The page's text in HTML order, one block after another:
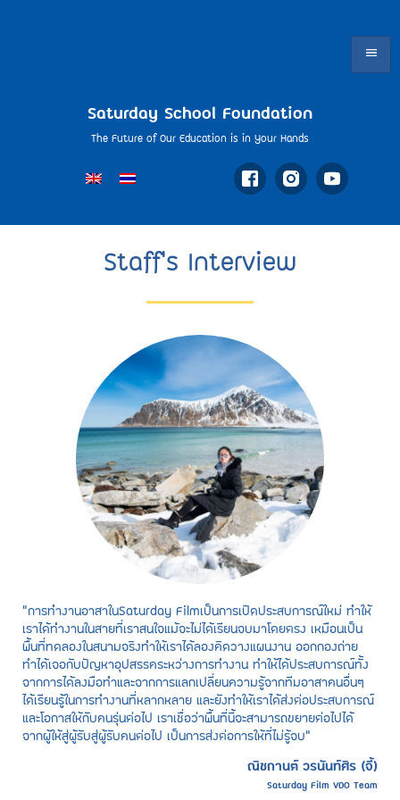
Saturday School Foundation
The Future of Our Education is in Your Hands
Staff's Interview
“การทำงานอาสาในSaturday Filmเป็นการเปิดประสบการณ์ใหม่ ทำให้
เราได้ทำงานในสายที่เราสนใจแม้จะไม่ได้เรียนจบมาโดยตรง เหมือนเป็น
พื้นที่ทดลองในสนามจริงทำให้เราได้ลองคิดวางแผนงาน ออกกองถ่าย
ทำได้เจอกับปัญหาอุปสรรคระหว่างการทำงาน ทำให้ได้ประสบการณ์ทั้ง
จากการได้ลงมือทำและจากการแลกเปลี่ยนความรู้จากทีมอาสาคนอื่นๆ
ได้เรียนรู้ในการทำงานที่หลากหลาย และยังทำให้เราได้ส่งต่อประสบการณ์
และโอกาสให้กับคนรุ่นต่อไป เราเชื่อว่าพื้นที่นี้จะสามารถขยายต่อไปได้
จากผู้ให้สู่ผู้รับสู่ผู้รับคนต่อไป เป็นการส่งต่อการให้ที่ไม่รู้จบ”
ณิชกานต์ วรนันท์ศิร (จี้)
Saturday Film VDO Team